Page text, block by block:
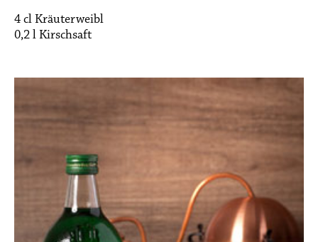
4 cl Kräuterweibl
0,2 l Kirschsaft